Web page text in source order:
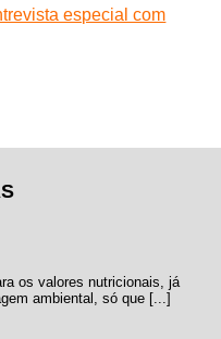
especial com
os valores nutricionais, já
ambiental, só que [...]